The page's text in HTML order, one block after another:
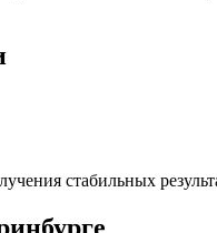
стабильных